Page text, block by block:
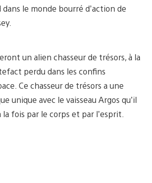
le monde bourré d’action de
un alien chasseur de trésors, à la
perdu dans les confins
Ce chasseur de trésors a une
unique avec le vaisseau Argos qu’il
fois par le corps et par l’esprit.